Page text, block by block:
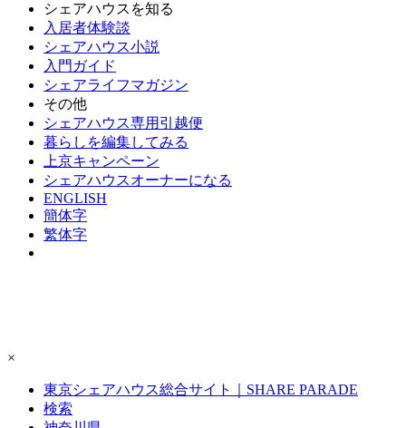
シェアハウスを知る
入居者体験談
シェアハウス小説
入門ガイド
シェアライフマガジン
その他
シェアハウス専用引越便
暮らしを編集してみる
上京キャンペーン
シェアハウスオーナーになる
ENGLISH
簡体字
繁体字
×
東京シェアハウス総合サイト｜SHARE PARADE
検索